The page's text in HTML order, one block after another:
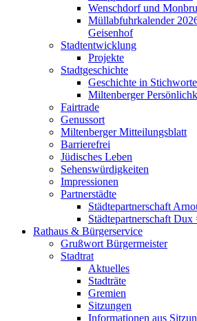
Wenschdorf und
Müllabfuhrkalender
Geisenhof
Stadtentwicklung
Projekte
Stadtgeschichte
Geschichte in
Miltenberger
Fairtrade
Genussort
Miltenberger Mitteilungsblatt
Barrierefrei
Jüdisches Leben
Sehenswürdigkeiten
Impressionen
Partnerstädte
Städtepartnerschaft
Städtepartnerschaft
Rathaus & Bürgerservice
Grußwort Bürgermeister
Stadtrat
Aktuelles
Stadträte
Gremien
Sitzungen
Informationen aus